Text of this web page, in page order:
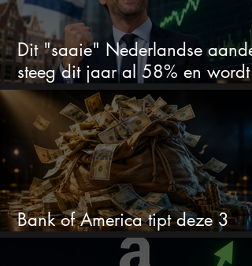
Dit "saaie" Nederlandse
steeg dit jaar al 58% en wordt
volgens analisten onderschat
Bank of America tipt deze 3
chipaandelen